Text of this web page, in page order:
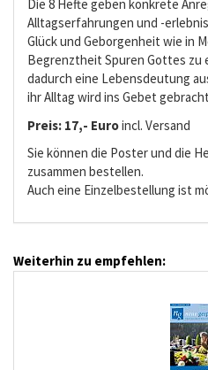
Die 8 Hefte geben konkrete
Alltagserfahrungen und -
Glück und Geborgenheit wie in
Begrenztheit Spuren Gottes zu
dadurch eine Lebensdeutung
ihr Alltag wird ins Gebet
Preis: 17,- Euroincl. Versand
Sie können die Poster und die
zusammen bestellen.
Auch eine Einzelbestellung ist
Weiterhin zu empfehlen: